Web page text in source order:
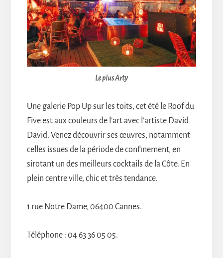
Le plus Arty
Une galerie Pop Up sur les toits, cet été le Roof du
Five est aux couleurs de l’art avec l’artiste David
David. Venez découvrir ses œuvres, notamment
celles issues de la période de confinement, en
sirotant un des meilleurs cocktails de la Côte. En
plein centre ville, chic et très tendance.
1 rue Notre Dame, 06400 Cannes.
Téléphone : 04 63 36 05 05.